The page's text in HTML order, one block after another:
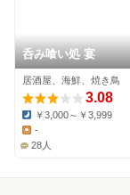
呑み喰い処 宴
居酒屋、海鮮、焼き鳥
3.08
Dinner:
￥3,000～￥3,999
Lunch:
-
28人